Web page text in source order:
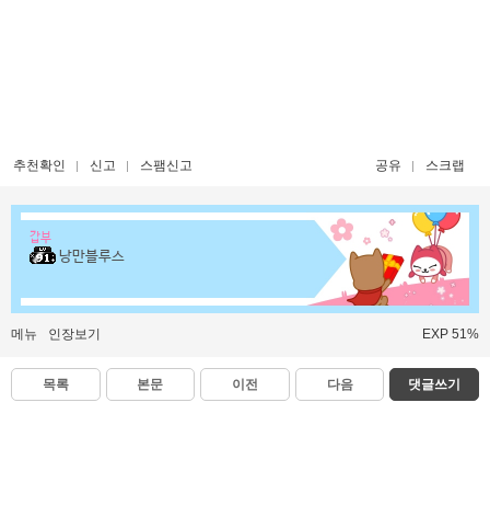
추천확인 신고 스팸신고 공유 스크랩
갑부
낭만블루스
메뉴 인장보기 EXP 51%
목록 본문 이전 다음 댓글쓰기